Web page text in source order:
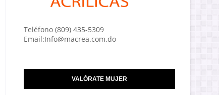
Teléfono (809) 435-5309
Email:Info@macrea.com.do
VALÓRATE MUJER